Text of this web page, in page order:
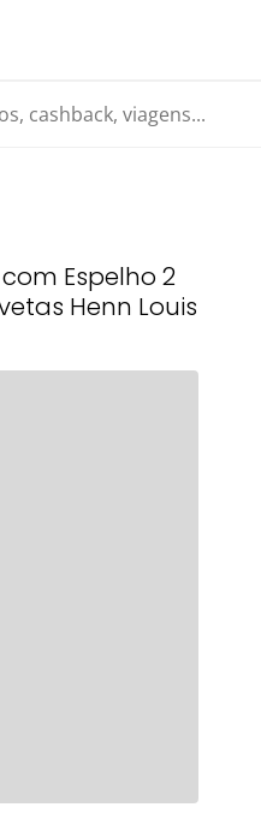
viagens...
Espelho 2
Henn Louis